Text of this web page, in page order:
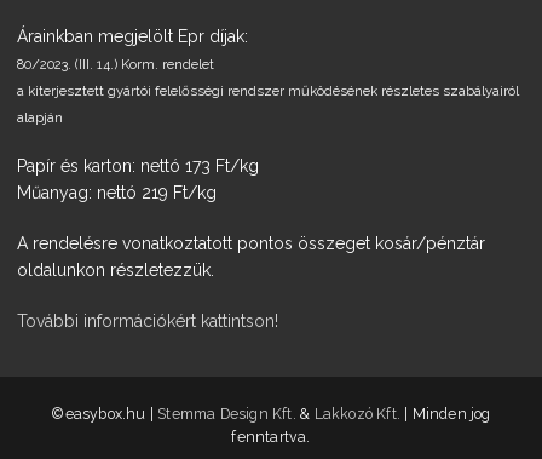
Árainkban megjelölt Epr díjak:
80/2023. (III. 14.) Korm. rendelet
a kiterjesztett gyártói felelősségi rendszer működésének részletes szabályairól
alapján
Papír és karton: nettó 173 Ft/kg
Műanyag: nettó 219 Ft/kg
A rendelésre vonatkoztatott pontos összeget kosár/pénztár
oldalunkon részletezzük.
További információkért kattintson!
­©easybox.hu | Stemma Design Kft. & Lakkozó Kft. | Minden jog
fenntartva.